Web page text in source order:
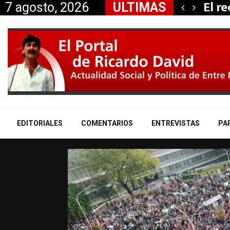
7 agosto, 2026 ULTIMAS El
EDITORIALES COMENTARIOS ENTREVISTAS